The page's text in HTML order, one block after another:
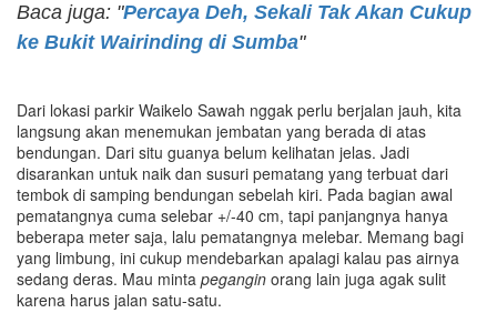
Baca juga: "Percaya Deh, Sekali Tak Akan Cukup
ke Bukit Wairinding di Sumba"
Dari lokasi parkir Waikelo Sawah nggak perlu berjalan jauh, kita
langsung akan menemukan jembatan yang berada di atas
bendungan. Dari situ guanya belum kelihatan jelas. Jadi
disarankan untuk naik dan susuri pematang yang terbuat dari
tembok di samping bendungan sebelah kiri. Pada bagian awal
pematangnya cuma selebar +/-40 cm, tapi panjangnya hanya
beberapa meter saja, lalu pematangnya melebar. Memang bagi
yang limbung, ini cukup mendebarkan apalagi kalau pas airnya
sedang deras. Mau minta pegangin orang lain juga agak sulit
karena harus jalan satu-satu.